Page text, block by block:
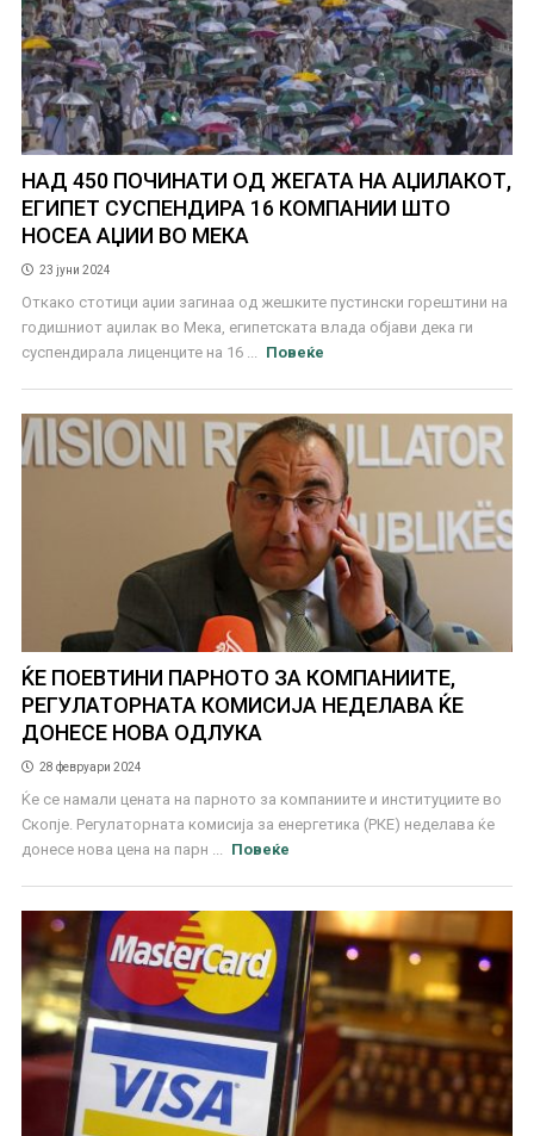
НАД 450 ПОЧИНАТИ ОД ЖЕГАТА НА АЏИЛАКОТ,
ЕГИПЕТ СУСПЕНДИРА 16 КОМПАНИИ ШТО
НОСЕА АЏИИ ВО МЕКА
23 јуни 2024
Откако стотици аџии загинаа од жешките пустински горештини на
годишниот аџилак во Мека, египетската влада објави дека ги
суспендирала лиценците на 16 ...
Повеќе
ЌЕ ПОЕВТИНИ ПАРНОТО ЗА КОМПАНИИТЕ,
РЕГУЛАТОРНАТА КОМИСИЈА НЕДЕЛАВА ЌЕ
ДОНЕСЕ НОВА ОДЛУКА
28 февруари 2024
Ќе се намали цената на парното за компаниите и институциите во
Скопје. Регулаторната комисија за енергетика (РКЕ) неделава ќе
донесе нова цена на парн ...
Повеќе